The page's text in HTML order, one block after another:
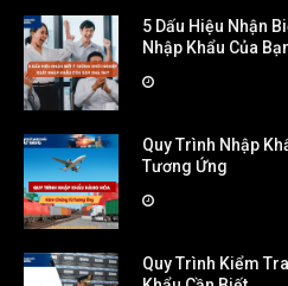
5 Dấu Hiệu Nhận
Nhập Khẩu Của
Quy Trình Nhập
Tương Ứng
Quy Trình Kiểm